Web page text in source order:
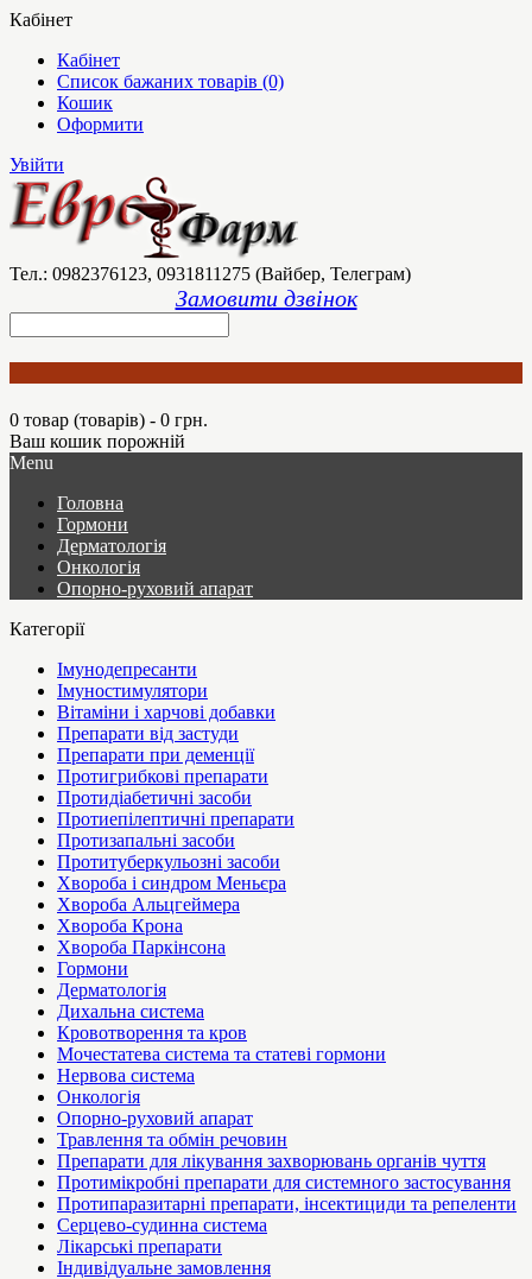
Кабінет
Кабінет
Список бажаних товарів (0)
Кошик
Оформити
Увійти
Тел.: 0982376123, 0931811275 (Вайбер, Телеграм)
Замовити дзвінок
0 товар (товарів) - 0 грн.
Ваш кошик порожній
Menu
Головна
Гормони
Дерматологія
Онкологія
Опорно-руховий апарат
Категорії
Імунодепресанти
Імуностимулятори
Вітаміни і харчові добавки
Препарати від застуди
Препарати при деменції
Протигрибкові препарати
Протидіабетичні засоби
Протиепілептичні препарати
Протизапальні засоби
Протитуберкульозні засоби
Хвороба і синдром Меньєра
Хвороба Альцгеймера
Хвороба Крона
Хвороба Паркінсона
Гормони
Дерматологія
Дихальна система
Кровотворення та кров
Мочестатева система та статеві гормони
Нервова система
Онкологія
Опорно-руховий апарат
Травлення та обмін речовин
Препарати для лікування захворювань органів чуття
Протимікробні препарати для системного застосування
Протипаразитарні препарати, інсектициди та репеленти
Серцево-судинна система
Лікарські препарати
Індивідуальне замовлення